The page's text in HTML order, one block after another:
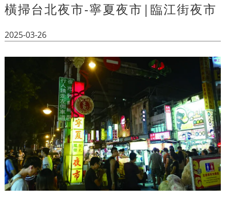
橫掃台北夜市-寧夏夜市|臨江街夜市
2025-03-26